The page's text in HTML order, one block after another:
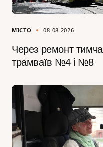
МІСТО 08.08.2026
Через ремонт
трамваїв №4 і №8